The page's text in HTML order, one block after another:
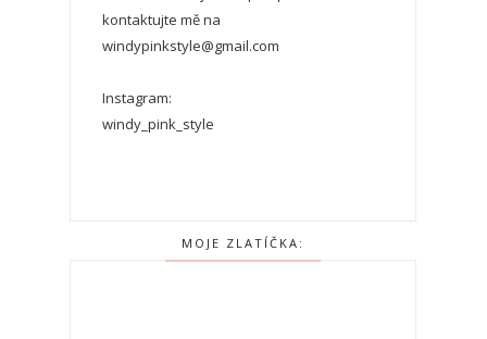
kontaktujte mě na
windypinkstyle@gmail.com
Instagram:
windy_pink_style
MOJE ZLATÍČKA: